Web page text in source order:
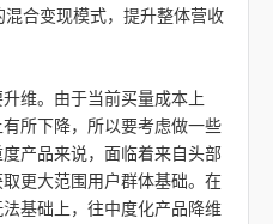
混合变现模式，提升整体营收
维。由于当前买量成本上
所下降，所以要考虑做一些
产品来说，面临着来自头部
更大范围用户群体基础。在
基础上，往中度化产品降维